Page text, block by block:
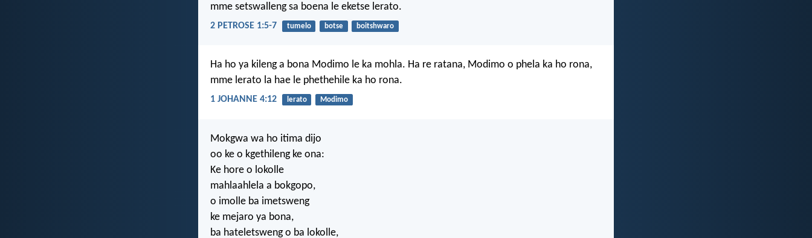
mme setswalleng sa boena le eketse lerato.
2 PETROSE 1:5-7 tumelo botse boitshwaro
Ha ho ya kileng a bona Modimo le ka mohla. Ha re ratana, Modimo o phela ka ho rona,
mme lerato la hae le phethehile ka ho rona.
1 JOHANNE 4:12 lerato Modimo
Mokgwa wa ho itima dijo
oo ke o kgethileng ke ona:
Ke hore o lokolle
mahlaahlela a bokgopo,
o imolle ba imetsweng
ke mejaro ya bona,
ba hateletsweng o ba lokolle,